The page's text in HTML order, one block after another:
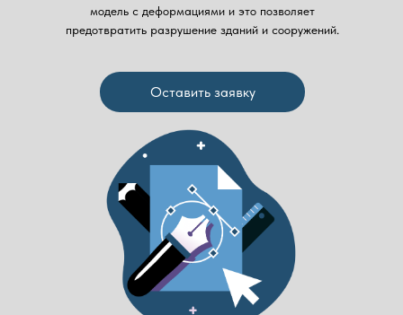
Оставить заявку
модель с деформациями и это позволяет
предотвратить разрушение зданий и сооружений.